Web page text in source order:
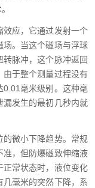
效应，它通过发射一个
场。当这个磁场与浮球
脉冲，这个脉冲返回
于整个测量过程没有
0.01毫米级别。这种毫
漏发生的最初几秒内就
微小下降趋势。常规
，但防爆磁致伸缩液
常状态时，液位变化
毫米的突然下降，系